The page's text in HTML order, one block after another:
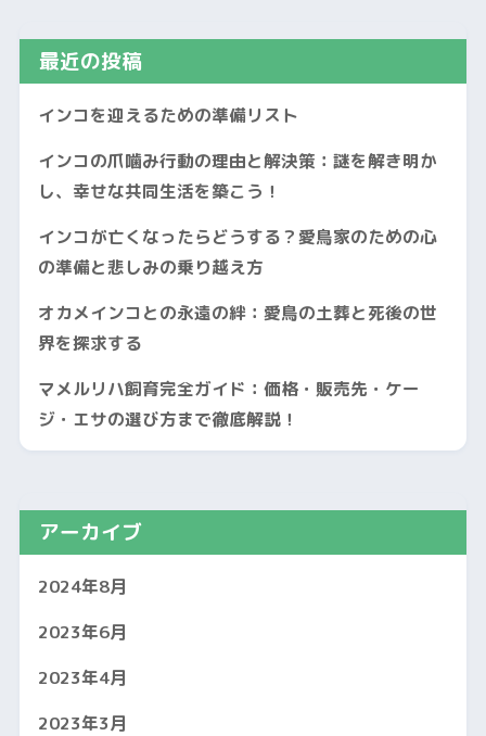
最近の投稿
インコを迎えるための準備リスト
インコの爪噛み行動の理由と解決策：謎を解き明か
し、幸せな共同生活を築こう！
インコが亡くなったらどうする？愛鳥家のための心
の準備と悲しみの乗り越え方
オカメインコとの永遠の絆：愛鳥の土葬と死後の世
界を探求する
マメルリハ飼育完全ガイド：価格・販売先・ケー
ジ・エサの選び方まで徹底解説！
アーカイブ
2024年8月
2023年6月
2023年4月
2023年3月